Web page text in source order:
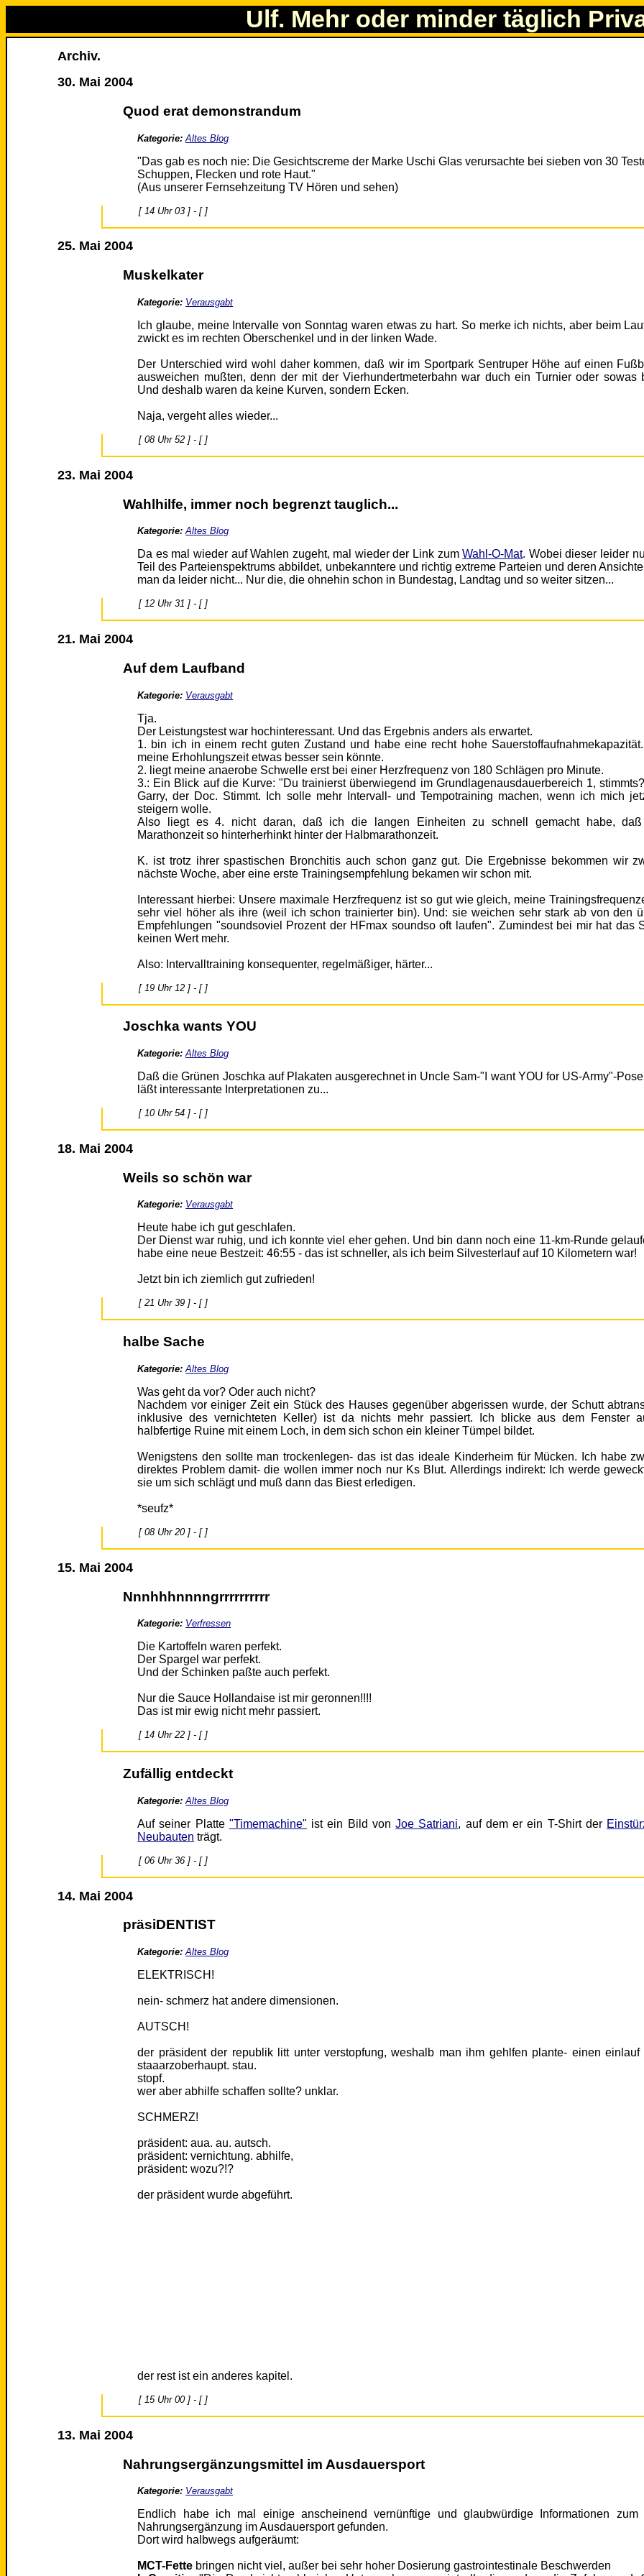
Ulf. Mehr oder minder täglich
Archiv.
30. Mai 2004
Quod erat demonstrandum
Kategorie: Altes Blog
"Das gab es noch nie: Die Gesichtscreme der Marke Uschi Glas verursachte bei sieben von 30
Schuppen, Flecken und rote Haut."
(Aus unserer Fernsehzeitung TV Hören und sehen)
[ 14 Uhr 03 ] - [ ]
25. Mai 2004
Muskelkater
Kategorie: Verausgabt
Ich glaube, meine Intervalle von Sonntag waren etwas zu hart. So merke ich nichts, aber beim
zwickt es im rechten Oberschenkel und in der linken Wade.
Der Unterschied wird wohl daher kommen, daß wir im Sportpark Sentruper Höhe auf einen
ausweichen mußten, denn der mit der Vierhundertmeterbahn war duch ein Turnier oder sowas
Und deshalb waren da keine Kurven, sondern Ecken.
Naja, vergeht alles wieder...
[ 08 Uhr 52 ] - [ ]
23. Mai 2004
Wahlhilfe, immer noch begrenzt tauglich...
Kategorie: Altes Blog
Da es mal wieder auf Wahlen zugeht, mal wieder der Link zumWahl-O-Mat. Wobei dieser leider
Teil des Parteienspektrums abbildet, unbekanntere und richtig extreme Parteien und deren
man da leider nicht... Nur die, die ohnehin schon in Bundestag, Landtag und so weiter sitzen...
[ 12 Uhr 31 ] - [ ]
21. Mai 2004
Auf dem Laufband
Kategorie: Verausgabt
Tja.
Der Leistungstest war hochinteressant. Und das Ergebnis anders als erwartet.
1. bin ich in einem recht guten Zustand und habe eine recht hohe
meine Erhohlungszeit etwas besser sein könnte.
2. liegt meine anaerobe Schwelle erst bei einer Herzfrequenz von 180 Schlägen pro Minute.
3.: Ein Blick auf die Kurve: "Du trainierst überwiegend im Grundlagenausdauerbereich 1,
Garry, der Doc. Stimmt. Ich solle mehr Intervall- und Tempotraining machen, wenn ich mich
steigern wolle.
Also liegt es 4. nicht daran, daß ich die langen Einheiten zu schnell gemacht habe, daß
Marathonzeit so hinterherhinkt hinter der Halbmarathonzeit.
K. ist trotz ihrer spastischen Bronchitis auch schon ganz gut. Die Ergebnisse bekommen wir
nächste Woche, aber eine erste Trainingsempfehlung bekamen wir schon mit.
Interessant hierbei: Unsere maximale Herzfrequenz ist so gut wie gleich, meine
sehr viel höher als ihre (weil ich schon trainierter bin). Und: sie weichen sehr stark ab von den
Empfehlungen "soundsoviel Prozent der HFmax soundso oft laufen". Zumindest bei mir hat das
keinen Wert mehr.
Also: Intervalltraining konsequenter, regelmäßiger, härter...
[ 19 Uhr 12 ] - [ ]
Joschka wants YOU
Kategorie: Altes Blog
Daß die Grünen Joschka auf Plakaten ausgerechnet in Uncle Sam-"I want YOU for US-Army"-
läßt interessante Interpretationen zu...
[ 10 Uhr 54 ] - [ ]
18. Mai 2004
Weils so schön war
Kategorie: Verausgabt
Heute habe ich gut geschlafen.
Der Dienst war ruhig, und ich konnte viel eher gehen. Und bin dann noch eine 11-km-Runde
habe eine neue Bestzeit: 46:55 - das ist schneller, als ich beim Silvesterlauf auf 10 Kilometern war!
Jetzt bin ich ziemlich gut zufrieden!
[ 21 Uhr 39 ] - [ ]
halbe Sache
Kategorie: Altes Blog
Was geht da vor? Oder auch nicht?
Nachdem vor einiger Zeit ein Stück des Hauses gegenüber abgerissen wurde, der Schutt
inklusive des vernichteten Keller) ist da nichts mehr passiert. Ich blicke aus dem Fenster
halbfertige Ruine mit einem Loch, in dem sich schon ein kleiner Tümpel bildet.
Wenigstens den sollte man trockenlegen- das ist das ideale Kinderheim für Mücken. Ich habe
direktes Problem damit- die wollen immer noch nur Ks Blut. Allerdings indirekt: Ich werde
sie um sich schlägt und muß dann das Biest erledigen.
*seufz*
[ 08 Uhr 20 ] - [ ]
15. Mai 2004
Nnnhhhnnnngrrrrrrrrrr
Kategorie: Verfressen
Die Kartoffeln waren perfekt.
Der Spargel war perfekt.
Und der Schinken paßte auch perfekt.
Nur die Sauce Hollandaise ist mir geronnen!!!!
Das ist mir ewig nicht mehr passiert.
[ 14 Uhr 22 ] - [ ]
Zufällig entdeckt
Kategorie: Altes Blog
Auf seiner Platte "Timemachine" ist ein Bild vonJoe Satriani, auf dem er ein T-Shirt der
Neubauten trägt.
[ 06 Uhr 36 ] - [ ]
14. Mai 2004
präsiDENTIST
Kategorie: Altes Blog
ELEKTRISCH!
nein- schmerz hat andere dimensionen.
AUTSCH!
der präsident der republik litt unter verstopfung, weshalb man ihm gehlfen plante- einen einlauf
staaarzoberhaupt. stau.
stopf.
wer aber abhilfe schaffen sollte? unklar.
SCHMERZ!
präsident: aua. au. autsch.
präsident: vernichtung. abhilfe,
präsident: wozu?!?
der präsident wurde abgeführt.
der rest ist ein anderes kapitel.
[ 15 Uhr 00 ] - [ ]
13. Mai 2004
Nahrungsergänzungsmittel im Ausdauersport
Kategorie: Verausgabt
Endlich habe ich mal einige anscheinend vernünftige und glaubwürdige Informationen zum
Nahrungsergänzung im Ausdauersport gefunden.
Dort wird halbwegs aufgeräumt:
MCT-Fette bringen nicht viel, außer bei sehr hoher Dosierung gastrointestinale Beschwerden